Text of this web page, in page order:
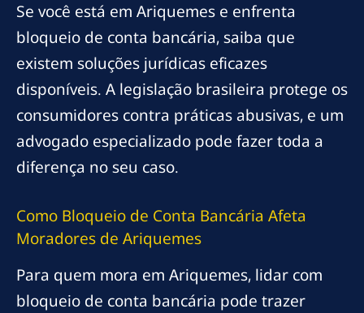
Se você está em Ariquemes e enfrenta
bloqueio de conta bancária, saiba que
existem soluções jurídicas eficazes
disponíveis. A legislação brasileira protege os
consumidores contra práticas abusivas, e um
advogado especializado pode fazer toda a
diferença no seu caso.
Como Bloqueio de Conta Bancária Afeta
Moradores de Ariquemes
Para quem mora em Ariquemes, lidar com
bloqueio de conta bancária pode trazer